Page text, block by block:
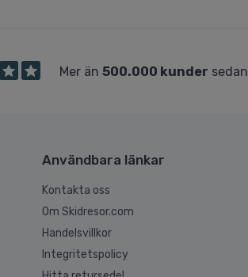
Mer än 500.000 kunder
Användbara länkar
Kontakta oss
Om Skidresor.com
Handelsvillkor
Integritetspolicy